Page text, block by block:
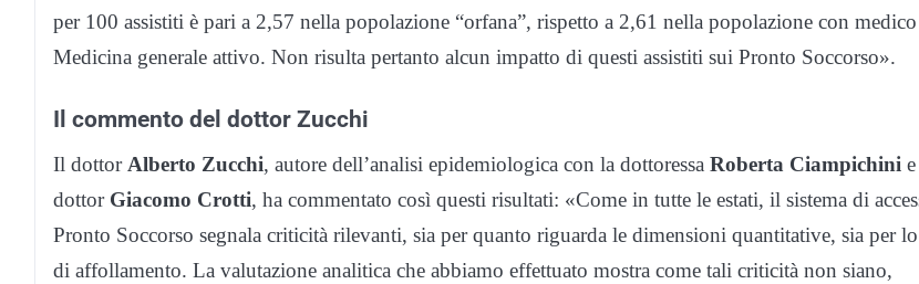
per 100 assistiti è pari a 2,57 nella popolazione “orfana”, rispetto a 2,61 nella popolazione con
Medicina generale attivo. Non risulta pertanto alcun impatto di questi assistiti sui Pronto Soccorso».
Il commento del dottor Zucchi
Il dottor Alberto Zucchi, autore dell’analisi epidemiologica con la dottoressa Roberta Ciampichini
dottor Giacomo Crotti, ha commentato così questi risultati: «Come in tutte le estati, il sistema di
Pronto Soccorso segnala criticità rilevanti, sia per quanto riguarda le dimensioni quantitative, sia per
di affollamento. La valutazione analitica che abbiamo effettuato mostra come tali criticità non siano,